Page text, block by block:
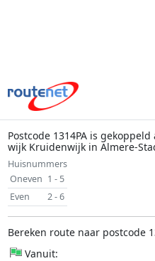
Postcode 1314PA is
wijk Kruidenwijk in Almere-
Huisnummers
Oneven 1 - 5
Even
2 - 6
Bereken route naar postcode
Vanuit: